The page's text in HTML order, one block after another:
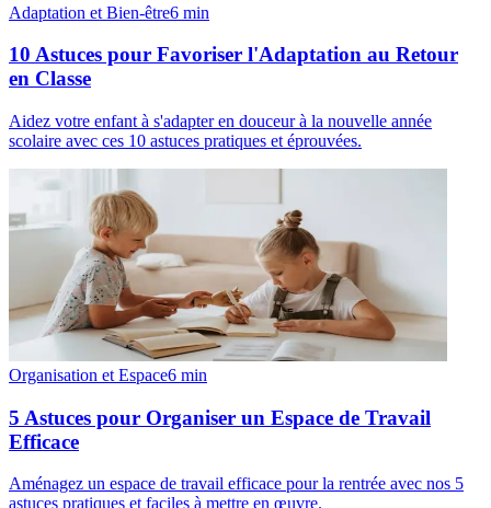
Adaptation et Bien-être6 min
10 Astuces pour Favoriser l'Adaptation au Retour
en Classe
Aidez votre enfant à s'adapter en douceur à la nouvelle année
scolaire avec ces 10 astuces pratiques et éprouvées.
Organisation et Espace6 min
5 Astuces pour Organiser un Espace de Travail
Efficace
Aménagez un espace de travail efficace pour la rentrée avec nos 5
astuces pratiques et faciles à mettre en œuvre.